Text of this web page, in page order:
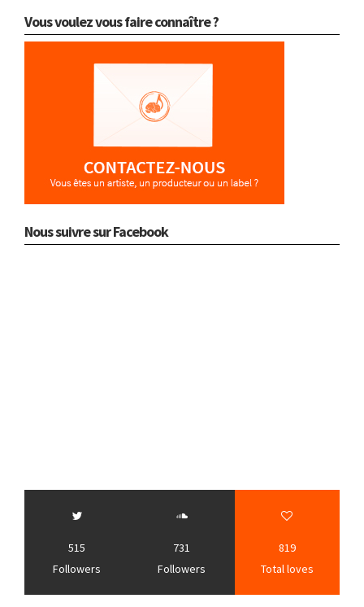
Vous voulez vous faire connaître ?
Nous suivre sur Facebook
515
Followers
731
Followers
819
Total loves